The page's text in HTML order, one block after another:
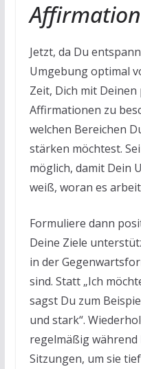
Jetzt, da Du
Umgebung optimal
Zeit, Dich mit
Affirmationen zu
welchen Bereichen
stärken möchtest.
möglich, damit Dein
weiß, woran es
Formuliere dann
Deine Ziele
in der
sind. Statt „Ich
sagst Du zum
und stark“.
regelmäßig
Sitzungen, um sie